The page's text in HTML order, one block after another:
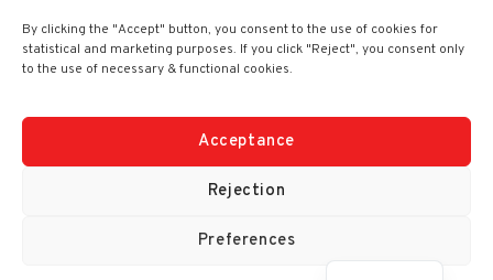
By clicking the "Accept" button, you consent to the use of cookies for
statistical and marketing purposes. If you click "Reject", you consent only
to the use of necessary & functional cookies.
Acceptance
Rejection
Preferences
Tel.: 210 3416200
Mon - Fri: 9:30 - 18:00